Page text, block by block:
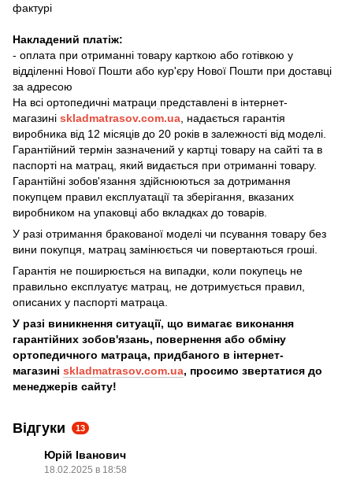
фактурі
Накладений платіж:
- оплата при отриманні товару карткою або готівкою у
відділенні Нової Пошти або кур'єру Нової Пошти при доставці
за адресою
На всі ортопедичні матраци представлені в інтернет-
магазині skladmatrasov.com.ua , надається гарантія
виробника від 12 місяців до 20 років в залежності від моделі.
Гарантійний термін зазначений у картці товару на сайті та в
паспорті на матрац, який видається при отриманні товару.
​​​Гарантійні зобов'язання здійснюються за дотримання
покупцем правил експлуатації та зберігання, вказаних
виробником на упаковці або вкладках до товарів.
У разі отримання бракованої моделі чи псування товару без
вини покупця, матрац замінюється чи повертаються гроші.
Гарантія не поширюється на випадки, коли покупець не
правильно експлуатує матрац, не дотримується правил,
описаних у паспорті матраца.
У разі виникнення ситуації, що вимагає виконання
гарантійних зобов'язань, повернення або обміну
ортопедичного матраца, придбаного в інтернет-
магазині skladmatrasov.com.ua, просимо звертатися до
менеджерів сайту!
Відгуки 13
Юрій Іванович
18.02.2025 в 18:58